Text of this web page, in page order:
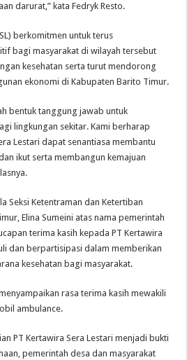
darurat,” kata Fedryk Resto.
berkomitmen untuk terus
bagi masyarakat di wilayah tersebut
kesehatan serta turut mendorong
ekonomi di Kabupaten Barito Timur.
bentuk tanggung jawab untuk
lingkungan sekitar. Kami berharap
Lestari dapat senantiasa membantu
ikut serta membangun kemajuan
Seksi Ketentraman dan Ketertiban
Elina Sumeini atas nama pemerintah
terima kasih kepada PT Kertawira
dan berpartisipasi dalam memberikan
kesehatan bagi masyarakat.
rasa terima kasih mewakili
ambulance.
PT Kertawira Sera Lestari menjadi bukti
pemerintah desa dan masyarakat